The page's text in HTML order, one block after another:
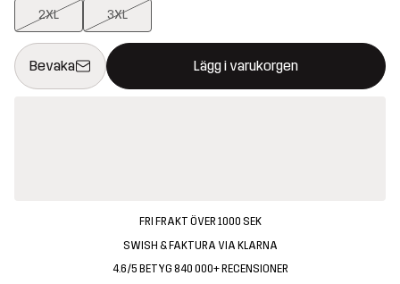
2XL 3XL
Bevaka Lägg i varukorgen
Denna knapp kommer att öppna en modal som bekräftar en ny
{{size}} inte tillgänglig
FRI FRAKT ÖVER 1000 SEK
SWISH & FAKTURA VIA KLARNA
4.6/5 BETYG 840 000+ RECENSIONER